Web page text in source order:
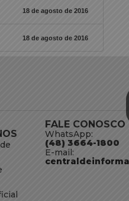
18 de agosto de 2016
18 de agosto de 2016
FALE CONOSCO
WhatsApp:
(48) 3664-1800
E-mail: